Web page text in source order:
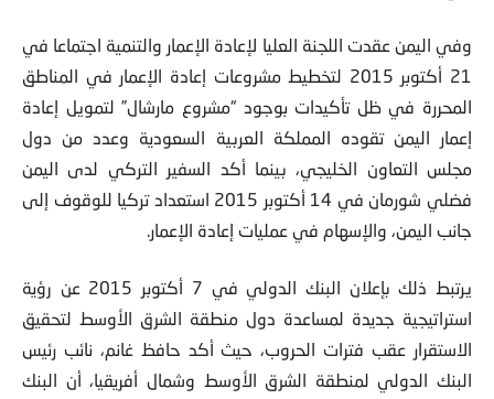
وفي اليمن عقدت اللجنة العلیا لإعادة الإعمار والتنمیة اجتماعا في
21 أكتوبر 2015 لتخطیط مشروعات إعادة الإعمار في المناطق
المحررة في ظل تأكیدات بوجود “مشروع مارشال” لتمویل إعادة
إعمار الیمن تقوده المملكة العربیة السعودیة وعدد من دول
مجلس التعاون الخلیجي، بینما أكد السفیر التركي لدى الیمن
فضلي شورمان في 14 أكتوبر 2015 استعداد تركیا للوقوف إلى
جانب الیمن، والإسهام في عملیات إعادة الإعمار.
یرتبط ذلك بإعلان البنك الدولي في 7 أكتوبر 2015 عن رؤیة
استراتيجية جدیدة لمساعدة دول منطقة الشرق الأوسط لتحقیق
الاستقرار عقب فترات الحروب، حیث أكد حافظ غانم، نائب رئیس
البنك الدولي لمنطقة الشرق الأوسط وشمال أفریقیا، أن البنك